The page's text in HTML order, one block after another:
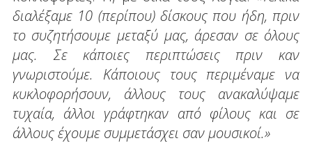
διαλέξαμε 10 (περίπου) δίσκους που ήδη, πριν
το συζητήσουμε μεταξύ μας, άρεσαν σε όλους
μας. Σε κάποιες περιπτώσεις πριν καν
γνωριστούμε. Κάποιους τους περιμέναμε να
κυκλοφορήσουν, άλλους τους ανακαλύψαμε
τυχαία, άλλοι γράφτηκαν από φίλους και σε
άλλους έχουμε συμμετάσχει σαν μουσικοί.»